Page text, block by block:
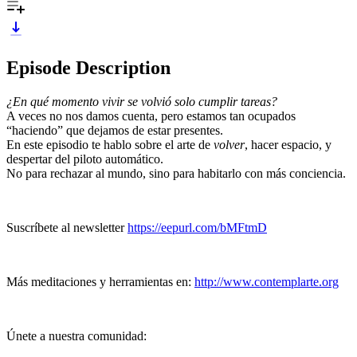
Episode Description
¿En qué momento vivir se volvió solo cumplir tareas?
A veces no nos damos cuenta, pero estamos tan ocupados
“haciendo” que dejamos de estar presentes.
En este episodio te hablo sobre el arte de volver, hacer espacio, y
despertar del piloto automático.
No para rechazar al mundo, sino para habitarlo con más conciencia.
Suscríbete al newsletter⁠⁠https://eepurl.com/bMFtmD⁠⁠
Más meditaciones y herramientas en: ⁠⁠http://www.contemplarte.org⁠⁠
Únete a nuestra comunidad: